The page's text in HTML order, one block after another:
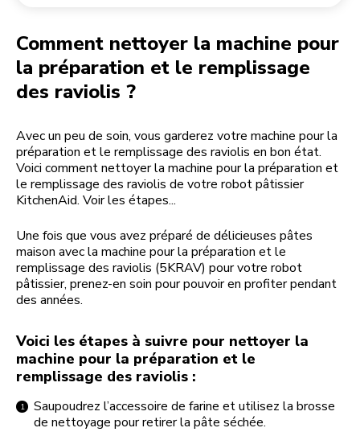
Comment nettoyer la machine pour
la préparation et le remplissage
des raviolis ?
Avec un peu de soin, vous garderez votre machine pour la
préparation et le remplissage des raviolis en bon état.
Voici comment nettoyer la machine pour la préparation et
le remplissage des raviolis de votre robot pâtissier
KitchenAid. Voir les étapes...
Une fois que vous avez préparé de délicieuses pâtes
maison avec la machine pour la préparation et le
remplissage des raviolis (5KRAV) pour votre robot
pâtissier, prenez-en soin pour pouvoir en profiter pendant
des années.
Voici les étapes à suivre pour nettoyer la
machine pour la préparation et le
remplissage des raviolis :
Saupoudrez l’accessoire de farine et utilisez la brosse
de nettoyage pour retirer la pâte séchée.